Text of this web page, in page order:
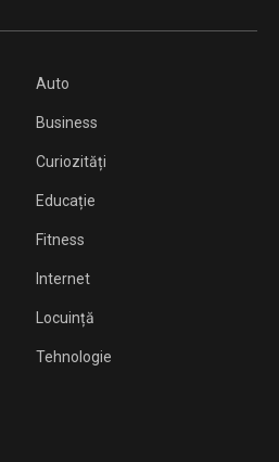
Auto
Business
Curiozități
Educație
Fitness
Internet
Locuință
Tehnologie